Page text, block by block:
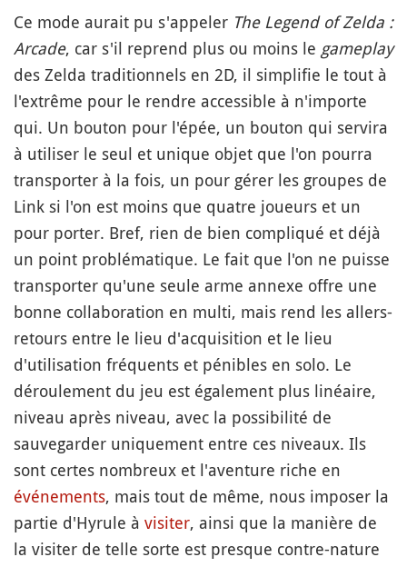
Ce mode aurait pu s'appeler The Legend of Zelda :
Arcade, car s'il reprend plus ou moins le gameplay
des Zelda traditionnels en 2D, il simplifie le tout à
l'extrême pour le rendre accessible à n'importe
qui. Un bouton pour l'épée, un bouton qui servira
à utiliser le seul et unique objet que l'on pourra
transporter à la fois, un pour gérer les groupes de
Link si l'on est moins que quatre joueurs et un
pour porter. Bref, rien de bien compliqué et déjà
un point problématique. Le fait que l'on ne puisse
transporter qu'une seule arme annexe offre une
bonne collaboration en multi, mais rend les allers-
retours entre le lieu d'acquisition et le lieu
d'utilisation fréquents et pénibles en solo. Le
déroulement du jeu est également plus linéaire,
niveau après niveau, avec la possibilité de
sauvegarder uniquement entre ces niveaux. Ils
sont certes nombreux et l'aventure riche en
événements, mais tout de même, nous imposer la
partie d'Hyrule à visiter, ainsi que la manière de
la visiter de telle sorte est presque contre-nature